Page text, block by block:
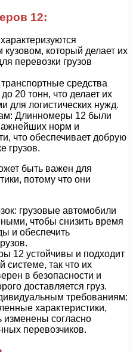
12:
который делает их
перевозки грузов
средства
20 тонн, что делает их
для логистических нужд.
Длинномеры 12 были
норм и
что обеспечивает добрую
грузов.
быть важен для
потому что они
грузовые автомобили
чтобы снизить время
и обеспечить
12 устойчивы и подходит
так что их
в безопасности и
доставляется груз.
требованиям:
характеристики,
согласно
перевозчиков.